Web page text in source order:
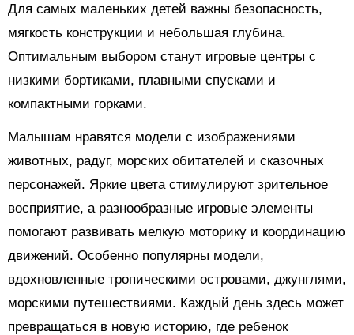
Для самых маленьких детей важны безопасность,
мягкость конструкции и небольшая глубина.
Оптимальным выбором станут игровые центры с
низкими бортиками, плавными спусками и
компактными горками.
Малышам нравятся модели с изображениями
животных, радуг, морских обитателей и сказочных
персонажей. Яркие цвета стимулируют зрительное
восприятие, а разнообразные игровые элементы
помогают развивать мелкую моторику и координацию
движений. Особенно популярны модели,
вдохновленные тропическими островами, джунглями,
морскими путешествиями. Каждый день здесь может
превращаться в новую историю, где ребенок